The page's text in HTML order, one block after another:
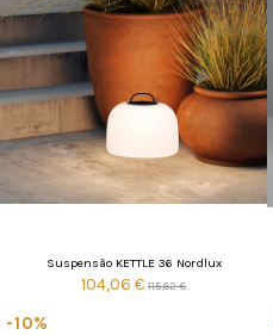
Suspensão KETTLE 36 Nordlux
104,06 € 115,62 €
-10%